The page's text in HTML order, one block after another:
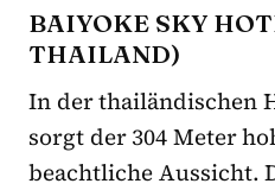
BAIYOKE SKY
THAILAND)
In der thailändischen
sorgt der 304 Meter
beachtliche Aussicht.